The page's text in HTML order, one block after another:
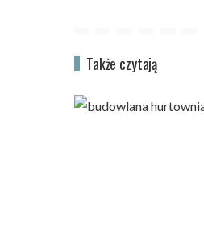
Także czytają